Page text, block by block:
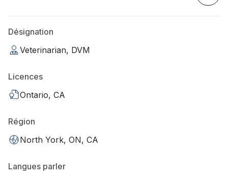
Désignation
Veterinarian, DVM
Licences
Ontario, CA
Région
North York, ON, CA
Langues parler